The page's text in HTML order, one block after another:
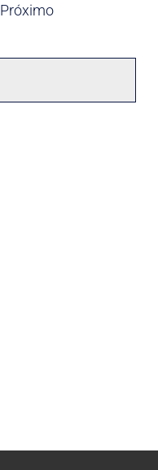
Próximo